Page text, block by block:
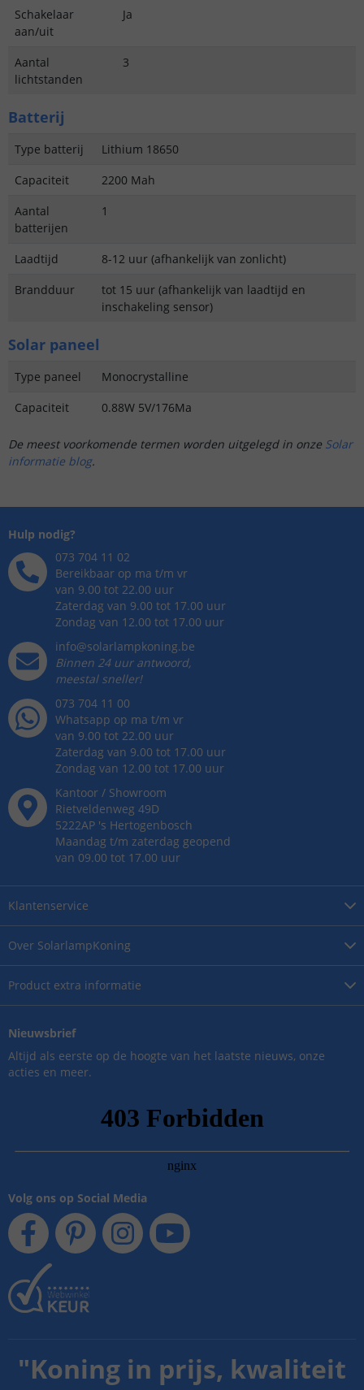
Schakelaar
aan/uit
Ja
Aantal
lichtstanden
3
Batterij
Type batterij
Lithium 18650
Capaciteit
2200 Mah
Aantal
batterijen
1
Laadtijd
8-12 uur (afhankelijk van zonlicht)
Brandduur
tot 15 uur (afhankelijk van laadtijd en
inschakeling sensor)
Solar paneel
Type paneel
Monocrystalline
Capaciteit
0.88W 5V/176Ma
De meest voorkomende termen worden uitgelegd in onze Solar
informatie blog.
Over SolarlampKoning
Product extra informatie
Klantenservice
Hulp nodig?
073 704 11 02
Bereikbaar op ma t/m vr
van 9.00 tot 22.00 uur
Zaterdag van 9.00 tot 17.00 uur
Zondag van 12.00 tot 17.00 uur
info@solarlampkoning.be
Binnen 24 uur antwoord,
meestal sneller!
073 704 11 00
Whatsapp op ma t/m vr
van 9.00 tot 22.00 uur
Zaterdag van 9.00 tot 17.00 uur
Zondag van 12.00 tot 17.00 uur
Kantoor / Showroom
Rietveldenweg 49D
5222AP 's Hertogenbosch
Maandag t/m zaterdag geopend
van 09.00 tot 17.00 uur
Nieuwsbrief
Altijd als eerste op de hoogte van het laatste nieuws, onze
acties en meer.
Volg ons op Social Media
"Koning in prijs, kwaliteit